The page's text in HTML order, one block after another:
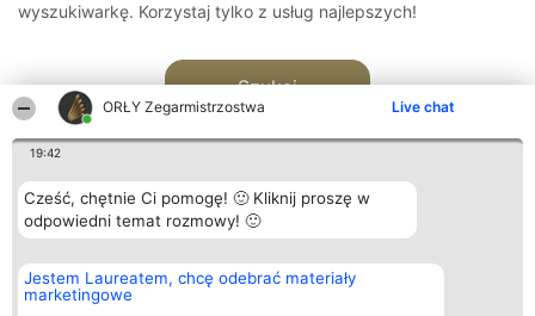
ORŁY Zegarmistrzostwa Live chat
19:42
Cześć, chętnie Ci pomogę! 🙂 Kliknij proszę w
odpowiedni temat rozmowy! 🙂
Jestem Laureatem, chcę odebrać materiały
marketingowe
wyszukiwarkę. Korzystaj tylko z usług najlepszych!
Szukaj
Organizator plebiscytu
Bright Side Solutions sp. z o.
o. sp. k.
Plebiscyt
Laureaci
Kontakt
Kontakt